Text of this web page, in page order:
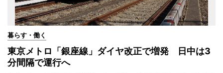
暮らす・働く
東京メトロ「銀座線」ダイヤ改正で増発 日中は3
分間隔で運行へ